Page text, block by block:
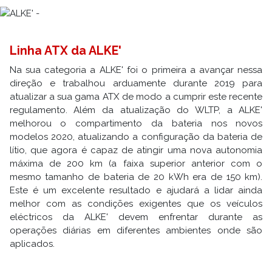
Linha ATX da ALKE'
Na sua categoria a ALKE' foi o primeira a avançar nessa
direção e trabalhou arduamente durante 2019 para
atualizar a sua gama ATX de modo a cumprir este recente
regulamento. Além da atualização do WLTP, a ALKE'
melhorou o compartimento da bateria nos novos
modelos 2020, atualizando a configuração da bateria de
lítio, que agora é capaz de atingir uma nova autonomia
máxima de 200 km (a faixa superior anterior com o
mesmo tamanho de bateria de 20 kWh era de 150 km).
Este é um excelente resultado e ajudará a lidar ainda
melhor com as condições exigentes que os veículos
eléctricos da ALKE' devem enfrentar durante as
operações diárias em diferentes ambientes onde são
aplicados.